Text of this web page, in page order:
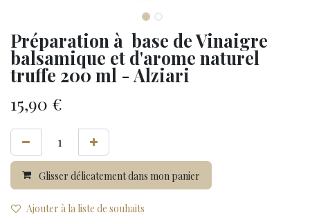
Préparation à base de Vinaigre
balsamique et d'arome naturel
truffe 200 ml - Alziari
15,90 €
Glisser délicatement dans mon panier
Ajouter à la liste de souhaits